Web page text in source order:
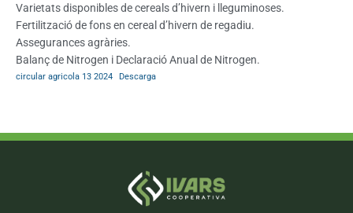
Varietats disponibles de cereals d’hivern i lleguminoses.
Fertilització de fons en cereal d’hivern de regadiu.
Assegurances agràries.
Balanç de Nitrogen i Declaració Anual de Nitrogen.
circular agricola 13 2024 Descarga